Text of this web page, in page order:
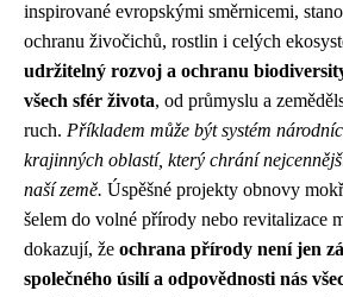
inspirované evropskými směrnicemi,
ochranu živočichů, rostlin i celých
udržitelný rozvoj a ochranu
všech sfér života, od průmyslu a
ruch. Příkladem může být systém
krajinných oblastí, který chrání
naší země. Úspěšné projekty obnovy
šelem do volné přírody nebo revitalizace
dokazují, že ochrana přírody není jen
společného úsilí a odpovědnosti nás